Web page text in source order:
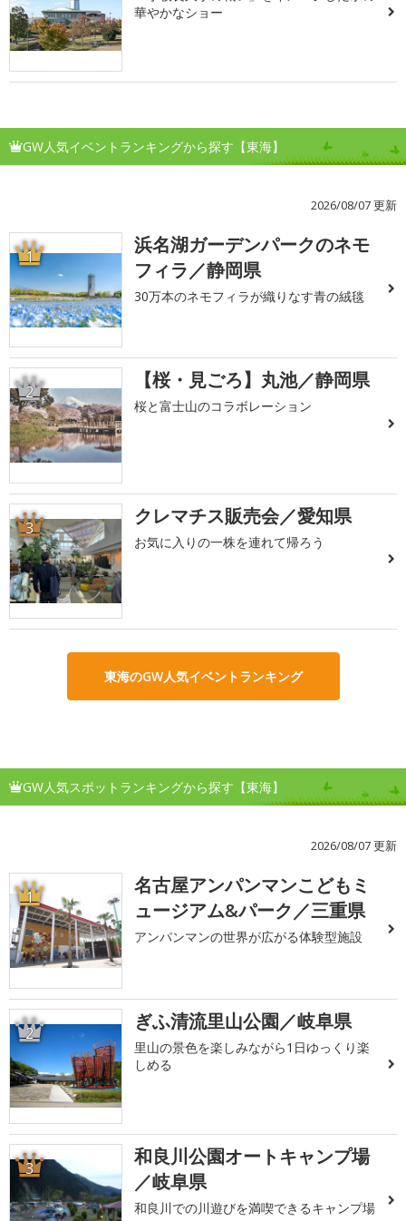
華やかなショー
GW人気イベントランキングから探す【東海】
2026/08/07 更新
1
浜名湖ガーデンパークのネモ
フィラ／静岡県
30万本のネモフィラが織りなす青の絨毯
2 【桜・見ごろ】丸池／静岡県
桜と富士山のコラボレーション
3 クレマチス販売会／愛知県
お気に入りの一株を連れて帰ろう
東海のGW人気イベントランキング
GW人気スポットランキングから探す【東海】
2026/08/07 更新
1
名古屋アンパンマンこどもミ
ュージアム&パーク／三重県
アンパンマンの世界が広がる体験型施設
2 ぎふ清流里山公園／岐阜県
里山の景色を楽しみながら1日ゆっくり楽
しめる
3
和良川公園オートキャンプ場
／岐阜県
和良川での川遊びを満喫できるキャンプ場